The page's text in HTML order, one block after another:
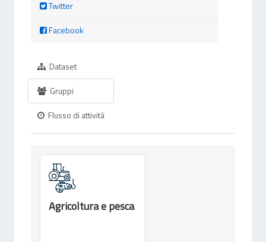
Twitter
Facebook
Dataset
Gruppi
Flusso di attività
Agricoltura e pesca